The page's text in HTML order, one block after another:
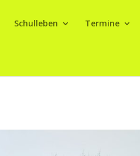
Schulleben Termine